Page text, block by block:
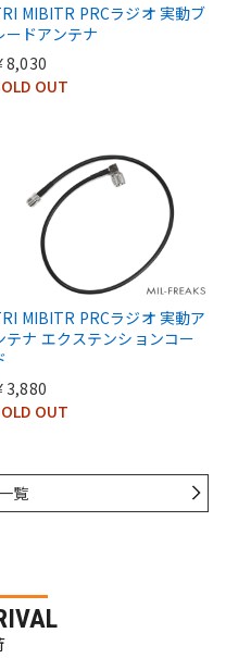
MIBITR PRCラジオ 実動ブ
ードアンテナ
8,030
OUT
MIBITR PRCラジオ 実動ア
テナ エクステンションコー
3,880
OUT
覧